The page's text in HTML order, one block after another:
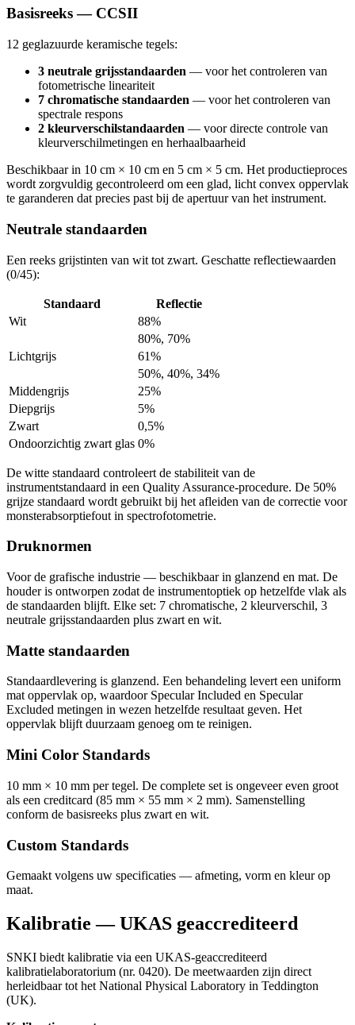
Basisreeks — CCSII
12 geglazuurde keramische tegels:
3 neutrale grijsstandaarden — voor het controleren van
fotometrische lineariteit
7 chromatische standaarden — voor het controleren van
spectrale respons
2 kleurverschilstandaarden — voor directe controle van
kleurverschilmetingen en herhaalbaarheid
Beschikbaar in 10 cm × 10 cm en 5 cm × 5 cm. Het productieproces
wordt zorgvuldig gecontroleerd om een glad, licht convex oppervlak
te garanderen dat precies past bij de apertuur van het instrument.
Neutrale standaarden
Een reeks grijstinten van wit tot zwart. Geschatte reflectiewaarden
(0/45):
Standaard
Reflectie
Wit
88%
80%, 70%
Lichtgrijs
61%
50%, 40%, 34%
Middengrijs
25%
Diepgrijs
5%
Zwart
0,5%
Ondoorzichtig zwart glas 0%
De witte standaard controleert de stabiliteit van de
instrumentstandaard in een Quality Assurance-procedure. De 50%
grijze standaard wordt gebruikt bij het afleiden van de correctie voor
monsterabsorptiefout in spectrofotometrie.
Druknormen
Voor de grafische industrie — beschikbaar in glanzend en mat. De
houder is ontworpen zodat de instrumentoptiek op hetzelfde vlak als
de standaarden blijft. Elke set: 7 chromatische, 2 kleurverschil, 3
neutrale grijsstandaarden plus zwart en wit.
Matte standaarden
Standaardlevering is glanzend. Een behandeling levert een uniform
mat oppervlak op, waardoor Specular Included en Specular
Excluded metingen in wezen hetzelfde resultaat geven. Het
oppervlak blijft duurzaam genoeg om te reinigen.
Mini Color Standards
10 mm × 10 mm per tegel. De complete set is ongeveer even groot
als een creditcard (85 mm × 55 mm × 2 mm). Samenstelling
conform de basisreeks plus zwart en wit.
Custom Standards
Gemaakt volgens uw specificaties — afmeting, vorm en kleur op
maat.
Kalibratie — UKAS geaccrediteerd
SNKI biedt kalibratie via een UKAS-geaccrediteerd
kalibratielaboratorium (nr. 0420). De meetwaarden zijn direct
herleidbaar tot het National Physical Laboratory in Teddington
(UK).